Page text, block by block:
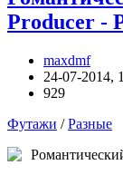
Producer -
maxdmf
24-07-2014,
929
Футажи /Разные